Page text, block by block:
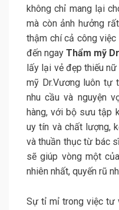
không chỉ mang lại
mà còn ảnh hưởng
thậm chí cả công việc
đến ngay Thẩm mỹ
lấy lại vẻ đẹp thiếu
mỹ Dr.Vương luôn
nhu cầu và nguyện
hàng, với bộ sưu tập
uy tín và chất lượng,
và thuần thục từ bác
sẽ giúp vòng một
nhiên nhất, quyến rũ
Sự tỉ mỉ trong việc tư